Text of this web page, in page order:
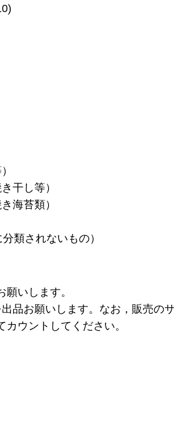
干し等）
海苔類）
類されないもの）
いします。
品お願いします。なお，販売の
ウントしてください。